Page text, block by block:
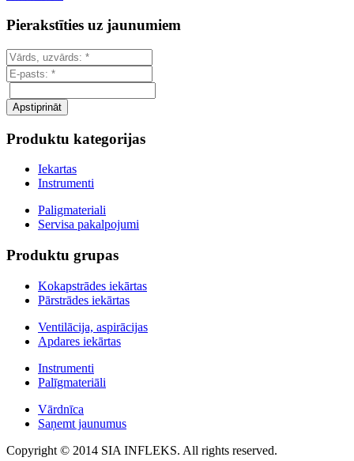
Pierakstīties uz jaunumiem
Produktu kategorijas
Iekartas
Instrumenti
Paligmateriali
Servisa pakalpojumi
Produktu grupas
Kokapstrādes iekārtas
Pārstrādes iekārtas
Ventilācija, aspirācijas
Apdares iekārtas
Instrumenti
Palīgmateriāli
Vārdnīca
Saņemt jaunumus
Copyright © 2014 SIA INFLEKS. All rights reserved.